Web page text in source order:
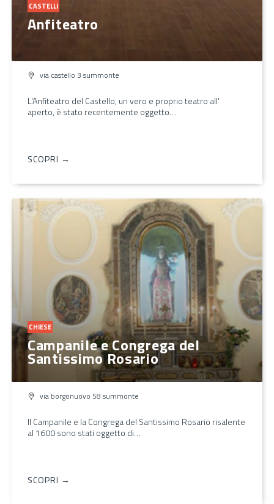
CASTELLI
Anfiteatro
via castello 3 summonte
L'Anfiteatro del Castello, un vero e proprio teatro all'
aperto, è stato recentemente oggetto…
SCOPRI →
CHIESE
Campanile e Congrega del
Santissimo Rosario
via borgonuovo 58 summonte
Il Campanile e la Congrega del Santissimo Rosario risalente
al 1600 sono stati oggetto di…
SCOPRI →